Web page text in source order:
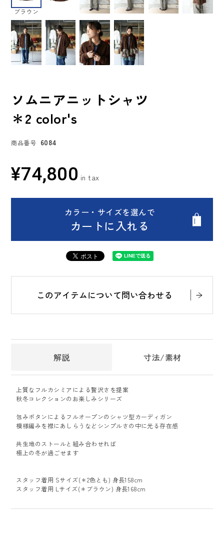
ブラウン
ソムニアニットシャツ
＊2 color's
商品番号 6084
¥74,800
カラー・サイズを選んで
カートに入れる
このアイテムについて問い合わせる
解説 寸法/素材
上質なフルカシミアによる贅沢さを提案
秋冬コレクションのお楽しみシリーズ
包みボタンによるフルオープンのシャツ型カーディガン
模様編みを襟にあしらうなどシンプルさの中に光る存在感
共生地のストールと組み合わせれば
極上の冬が過ごせます
スタッフ着用 Sサイズ(＊2色とも) 身長158cm
スタッフ着用 Lサイズ(＊ブラウン) 身長168cm